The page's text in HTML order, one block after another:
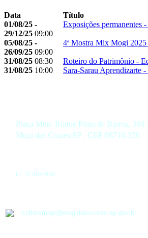
Data
Título
01/08/25 -
29/12/25 09:00
Exposições permanentes
05/08/25 -
26/09/25 09:00
4ª Mostra Mix Mogi
31/08/25 08:30
Roteiro do Patrimônio -
31/08/25 10:00 Sara-Sarau Aprendizarte
Praça Mon. Roque Pinto de Barros, 360
Mogi das Cruzes/SP - CEP 08710-330
11 4798-6900
culturamogi@mogidascruzes.sp.gov.br